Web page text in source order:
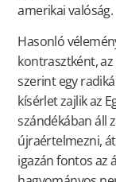
amerikai valóság.
Hasonló
kontrasztként,
szerint egy
kísérlet zajlik az
szándékában áll
újraértelmezni,
igazán fontos az